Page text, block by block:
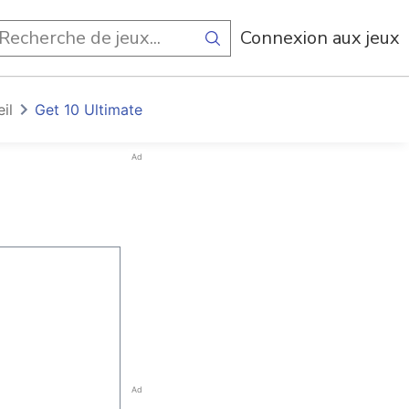
Connexion aux jeux
Get 10 Ultimate
Ad
Ad